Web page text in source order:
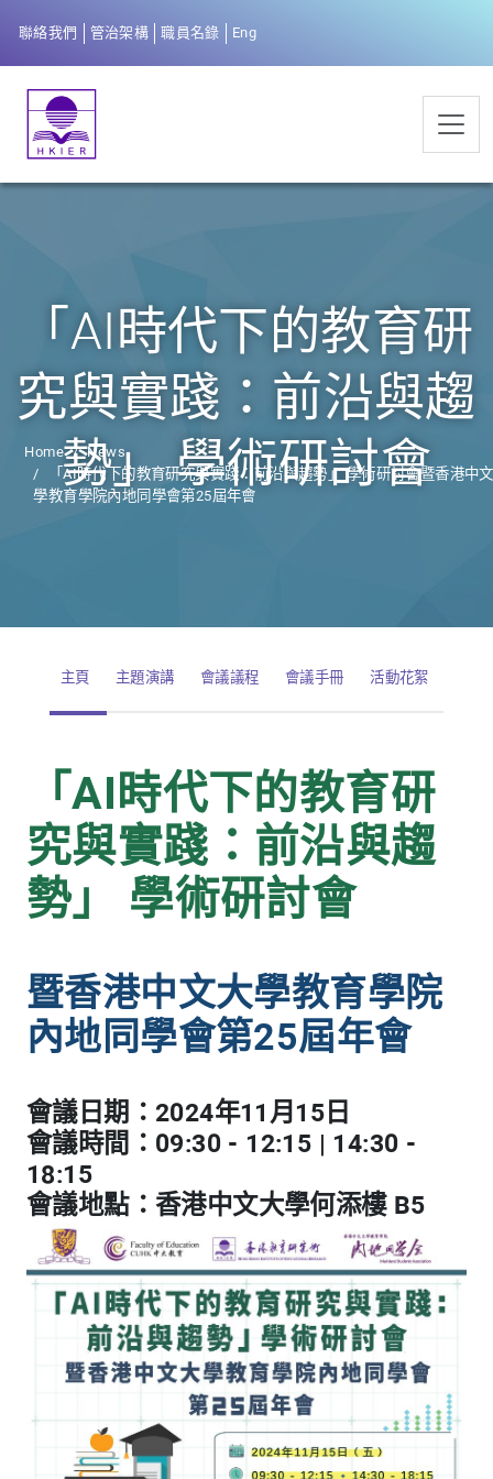
聯絡我們 管治架構 職員名錄 Eng
Home
News
「AI時代下的教育研究與實踐：前沿與趨勢」 學術研討會暨香港中
學教育學院內地同學會第25屆年會
「AI時代下的教育研
究與實踐：前沿與趨
勢」 學術研討會
主頁 主題演講 會議議程 會議手冊 活動花絮
「AI時代下的教育研
究與實踐：前沿與趨
勢」 學術研討會
暨香港中文大學教育學院
內地同學會第25屆年會
會議日期：2024年11月15日
會議時間：09:30 - 12:15 | 14:30 -
18:15
會議地點：香港中文大學何添樓 B5